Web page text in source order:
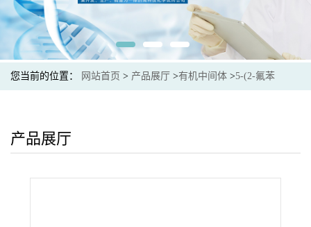
您当前的位置： 网站首页 > 产品展厅 >有机中间体 >5-(2-氟苯
后付
产品展厅